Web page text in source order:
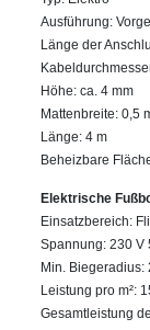
Ausführung:
Länge der
Höhe: ca. 4 mm
Mattenbreite: 0,5
Länge: 4 m
Beheizbare
Elektrische
Einsatzbereich:
Spannung: 230 V
Min. Biegeradius:
Leistung pro m²:
Gesamtleistung